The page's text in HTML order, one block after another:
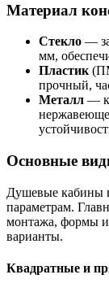
Материал
Стекло —
мм,
Пластик
прочный,
Металл —
Основные
Душевые кабины
параметрам.
монтажа, формы
варианты.
Квадратные и